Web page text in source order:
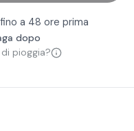
fino a 48 ore prima
dopo
pioggia?